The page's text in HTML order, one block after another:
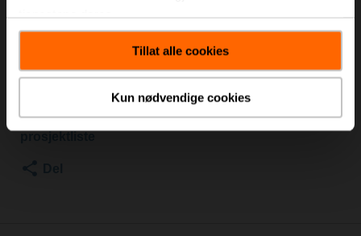
Tillat alle cookies
Kun nødvendige cookies
Aktivering av termisk energimåler
Legg i
handlevognen
Legg til i